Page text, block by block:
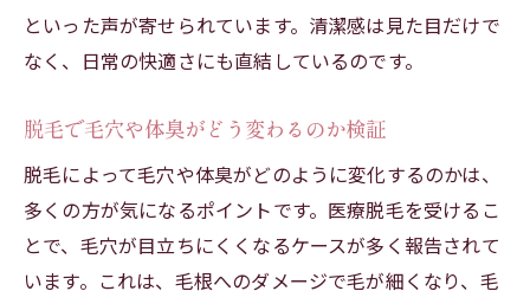
といった声が寄せられています。清潔感は見た目だけで
なく、日常の快適さにも直結しているのです。
脱毛で毛穴や体臭がどう変わるのか検証
脱毛によって毛穴や体臭がどのように変化するのかは、
多くの方が気になるポイントです。医療脱毛を受けるこ
とで、毛穴が目立ちにくくなるケースが多く報告されて
います。これは、毛根へのダメージで毛が細くなり、毛